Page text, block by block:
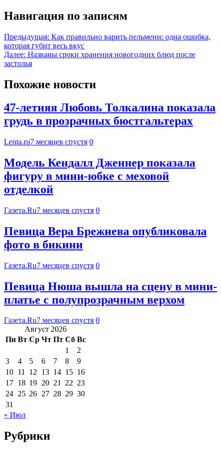
Навигация по записям
Предыдущая: Как правильно варить пельмени: одна ошибка,
которая губит весь вкус
Далее: Названы сроки хранения новогодних блюд после
застолья
Похожие новости
47-летняя Любовь Толкалина показала
грудь в прозрачных бюстгальтерах
Lenta.ru7 месяцев спустя 0
Модель Кендалл Дженнер показала
фигуру в мини-юбке с меховой
отделкой
Газета.Ru7 месяцев спустя 0
Певица Вера Брежнева опубликовала
фото в бикини
Газета.Ru7 месяцев спустя 0
Певица Нюша вышла на сцену в мини-
платье с полупрозрачным верхом
Газета.Ru7 месяцев спустя 0
Август 2026
Пн Вт Ср Чт Пт Сб Вс
1
2
3
4 5 6 7 8
9
10 11 12 13 14 15 16
17 18 19 20 21 22 23
24 25 26 27 28 29 30
31
« Июл
Рубрики